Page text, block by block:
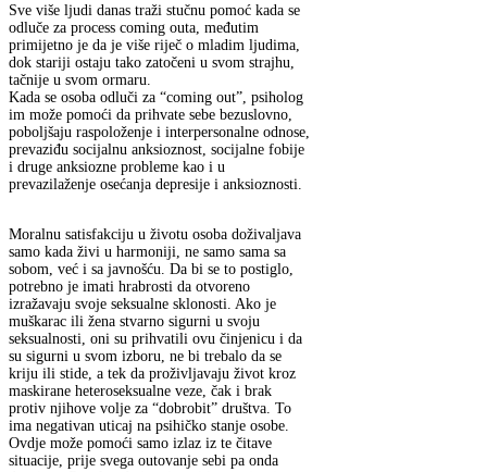
Sve više ljudi danas traži stučnu pomoć kada se
odluče za process coming outa, međutim
primijetno je da je više riječ o mladim ljudima,
dok stariji ostaju tako zatočeni u svom strajhu,
tačnije u svom ormaru.
Kada se osoba odluči za “coming out”, psiholog
im može pomoći da prihvate sebe bezuslovno,
poboljšaju raspoloženje i interpersonalne odnose,
prevaziđu socijalnu anksioznost, socijalne fobije
i druge anksiozne probleme kao i u
prevazilaženje osećanja depresije i anksioznosti.
Moralnu satisfakciju u životu osoba doživaljava
samo kada živi u harmoniji, ne samo sama sa
sobom, već i sa javnošću. Da bi se to postiglo,
potrebno je imati hrabrosti da otvoreno
izražavaju svoje seksualne sklonosti. Ako je
muškarac ili žena stvarno sigurni u svoju
seksualnosti, oni su prihvatili ovu činjenicu i da
su sigurni u svom izboru, ne bi trebalo da se
kriju ili stide, a tek da proživljavaju život kroz
maskirane heteroseksualne veze, čak i brak
protiv njihove volje za “dobrobit” društva. To
ima negativan uticaj na psihičko stanje osobe.
Ovdje može pomoći samo izlaz iz te čitave
situacije, prije svega outovanje sebi pa onda